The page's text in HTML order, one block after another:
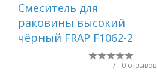
Смеситель для
раковины высокий
чёрный FRAP F1062-2
/ 0 отзывов